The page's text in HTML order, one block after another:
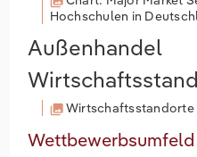
Hochschulen in
Außenhandel
Wirtschaftsstandorte
Wettbewerbsumfeld